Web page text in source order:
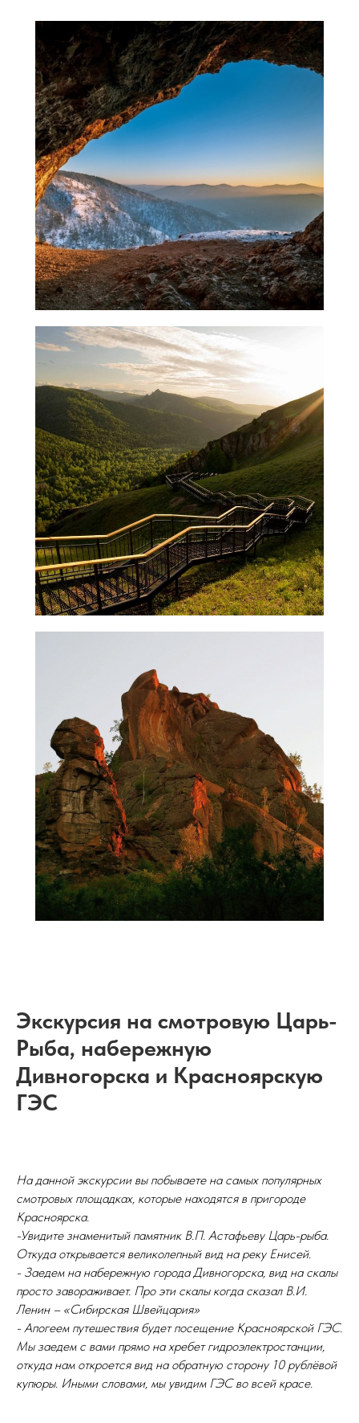
Экскурсия на смотровую Царь-
Рыба, набережную
Дивногорска и Красноярскую
ГЭС
На данной экскурсии вы побываете на самых популярных
смотровых площадках, которые находятся в пригороде
Красноярска.
-Увидите знаменитый памятник В.П. Астафьеву Царь-рыба.
Откуда открывается великолепный вид на реку Енисей.
- Заедем на набережную города Дивногорска, вид на скалы
просто завораживает. Про эти скалы когда сказал В.И.
Ленин – «Сибирская Швейцария»
- Апогеем путешествия будет посещение Красноярской ГЭС.
Мы заедем с вами прямо на хребет гидроэлектростанции,
откуда нам откроется вид на обратную сторону 10 рублёвой
купюры. Иными словами, мы увидим ГЭС во всей красе.